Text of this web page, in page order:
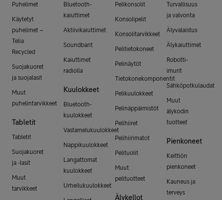
Puhelimet
Käytetyt
puhelimet –
Telia
Recycled
Suojakuoret
ja suojalasit
Muut
puhelintarvikkeet
Tabletit
Tabletit
Suojakuoret
ja -lasit
Muut
tarvikkeet
Bluetooth-
kaiuttimet
Aktiivikaiuttimet
Soundbarit
Kaiuttimet
radiolla
Kuulokkeet
Bluetooth-
kuulokkeet
Vastamelukuulokkeet
Nappikuulokkeet
Langattomat
kuulokkeet
Urheilukuulokkeet
Pelikonsolit
Konsolipelit
Konsolitarvikkeet
Pelitietokoneet
Pelinäytöt
Tietokonekomponentit
Pelikuulokkeet
Pelinäppäimistöt
Pelihiiret
Pelihiirimatot
Pelituolit
Muut
pelituotteet
Älykellot
Turvallisuus
ja valvonta
Älyvalaistus
Älykaiuttimet
Robotti-
imurit
Sähköpotkulaudat
Muut
älykodin
tuotteet
Pienkoneet
Keittiön
pienkoneet
Kauneus ja
terveys